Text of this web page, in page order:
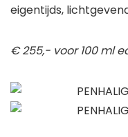
eigentijds,
€ 255,- voor 100 ml